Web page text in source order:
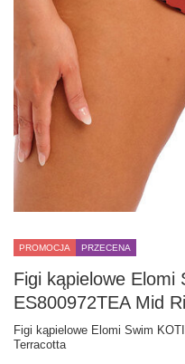
PROMOCJA PRZECENA
Figi kąpielowe Elomi
ES800972TEA Mid
Figi kąpielowe Elomi Swim
Terracotta